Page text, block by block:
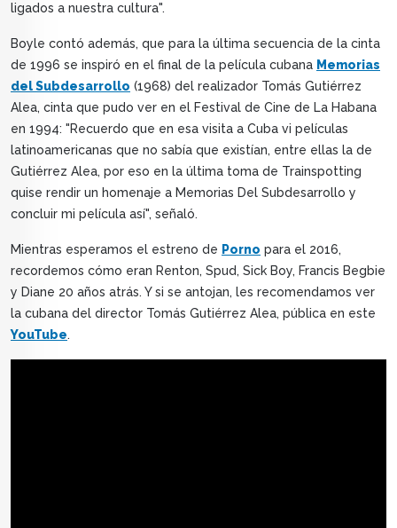
ligados a nuestra cultura".
Boyle contó además, que para la última secuencia de la cinta
de 1996 se inspiró en el final de la película cubana Memorias
del Subdesarrollo (1968) del realizador Tomás Gutiérrez
Alea, cinta que pudo ver en el Festival de Cine de La Habana
en 1994: "Recuerdo que en esa visita a Cuba vi películas
latinoamericanas que no sabía que existían, entre ellas la de
Gutiérrez Alea, por eso en la última toma de Trainspotting
quise rendir un homenaje a Memorias Del Subdesarrollo y
concluir mi película así", señaló.
Mientras esperamos el estreno de Porno para el 2016,
recordemos cómo eran Renton, Spud, Sick Boy, Francis Begbie
y Diane 20 años atrás. Y si se antojan, les recomendamos ver
la cubana del director Tomás Gutiérrez Alea, pública en este
YouTube.